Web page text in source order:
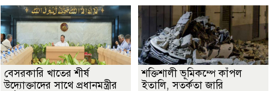
বেসরকারি খাতের শীর্ষ
উদ্যোক্তাদের সাথে প্রধানমন্ত্রীর
শক্তিশালী ভূমিকম্পে কাঁপল
ইতালি, সতর্কতা জারি